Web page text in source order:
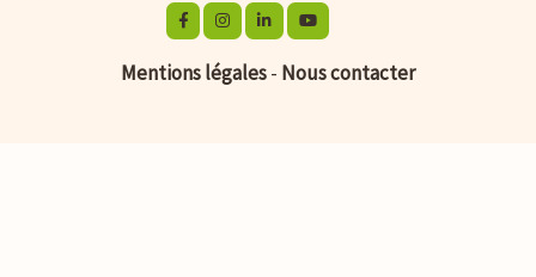
Mentions légales- Nous contacter